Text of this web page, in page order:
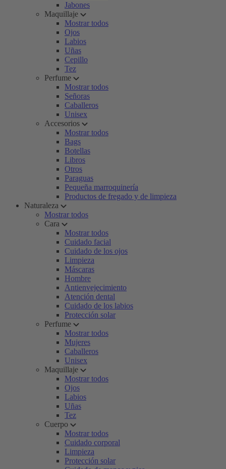
Jabones
Maquillaje
Mostrar todos
Ojos
Labios
Uñas
Cepillo
Tez
Perfume
Mostrar todos
Señoras
Caballeros
Unisex
Accesorios
Mostrar todos
Bags
Botellas
Libros
Otros
Paraguas
Pequeña marroquinería
Productos de fregado y de limpieza
Naturaleza
Mostrar todos
Cara
Mostrar todos
Cuidado facial
Cuidado de los ojos
Limpieza
Máscaras
Hombre
Antienvejecimiento
Atención dental
Cuidado de los labios
Protección solar
Perfume
Mostrar todos
Mujeres
Caballeros
Unisex
Maquillaje
Mostrar todos
Ojos
Labios
Uñas
Tez
Cuerpo
Mostrar todos
Cuidado corporal
Limpieza
Protección solar